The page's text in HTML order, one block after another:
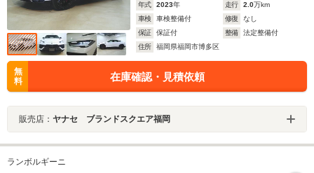
年式 2023年 走行 2.0万km
車検
車検整備付 修復
なし
保証
保証付 整備
法定整備付
住所
福岡県福岡市博多区
無
料
在庫確認・見積依頼
販売店： ヤナセ ブランドスクエア福岡
ランボルギーニ